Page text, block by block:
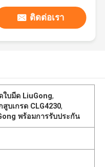
ติดต่อเรา
ใบมีด LiuGong,
บเกรด CLG4230,
พร้อมการรับประกัน